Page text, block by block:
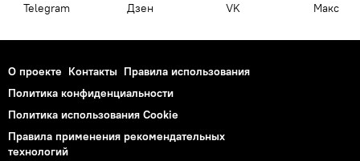
Telegram Дзен VK Макс
О проекте Контакты Правила использования
Политика конфиденциальности
Политика использования Cookie
Правила применения рекомендательных
технологий